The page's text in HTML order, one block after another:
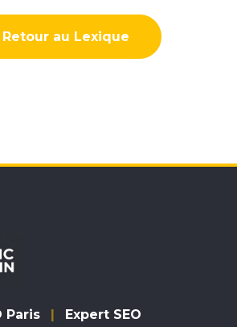
au Lexique
Paris Expert SEO